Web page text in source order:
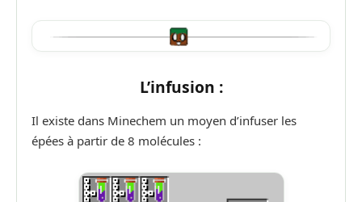
L’infusion :
Il existe dans Minechem un moyen d’infuser les
épées à partir de 8 molécules :